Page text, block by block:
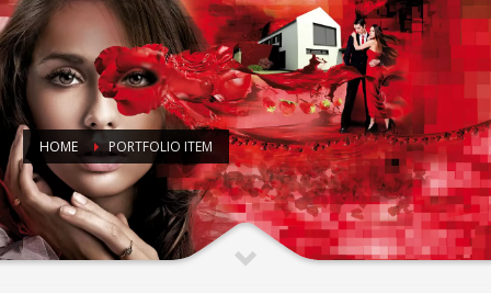
HOME PORTFOLIO ITEM